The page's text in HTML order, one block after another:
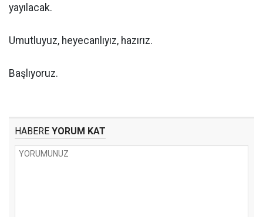
yayılacak.
Umutluyuz, heyecanlıyız, hazırız.
Başlıyoruz.
HABERE YORUM KAT